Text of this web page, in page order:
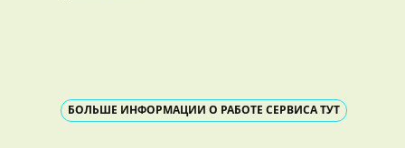
БОЛЬШЕ ИНФОРМАЦИИ О РАБОТЕ СЕРВИСА ТУТ